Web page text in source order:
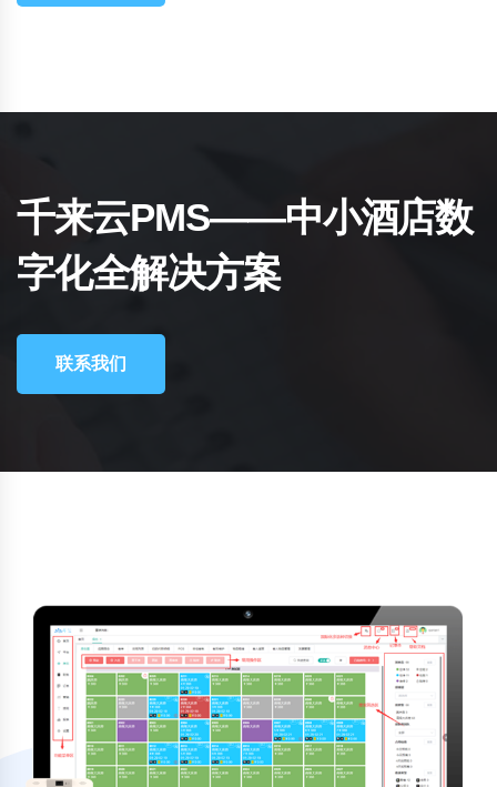
除酒店管理系统，我们还提供酒店弱电安防及
运维、酒店营销策划、软件开发等
千来云PMS——中小酒店数
字化全解决方案
联系我们